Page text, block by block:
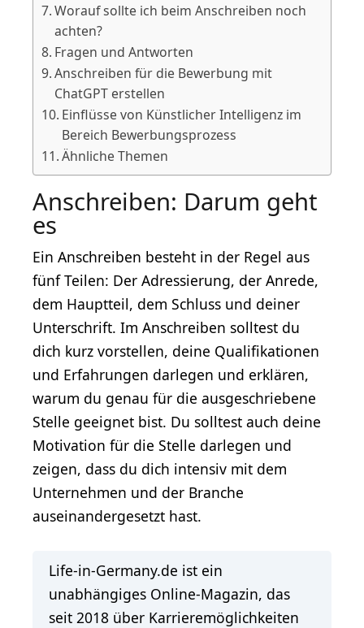
Worauf sollte ich beim Anschreiben noch
achten?
Fragen und Antworten
Anschreiben für die Bewerbung mit
ChatGPT erstellen
Einflüsse von Künstlicher Intelligenz im
Bereich Bewerbungsprozess
Ähnliche Themen
Anschreiben: Darum geht
es
Ein Anschreiben besteht in der Regel aus
fünf Teilen: Der Adressierung, der Anrede,
dem Hauptteil, dem Schluss und deiner
Unterschrift. Im Anschreiben solltest du
dich kurz vorstellen, deine Qualifikationen
und Erfahrungen darlegen und erklären,
warum du genau für die ausgeschriebene
Stelle geeignet bist. Du solltest auch deine
Motivation für die Stelle darlegen und
zeigen, dass du dich intensiv mit dem
Unternehmen und der Branche
auseinandergesetzt hast.
Life-in-Germany.de ist ein
unabhängiges Online-Magazin, das
seit 2018 über Karrieremöglichkeiten